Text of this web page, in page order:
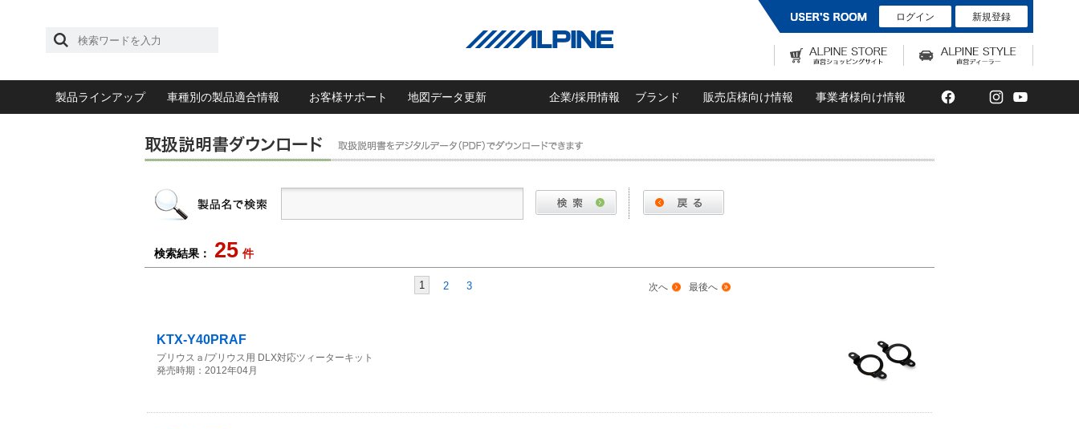
ログイン 新規登録
製品ラインアップ 車種別の製品適合情報 お客様サポート 地図データ更新 企業/採用情報 ブランド 販売店様向け情報 事業者様向け情報 Facebook
TwitterInstagram
検索結果： 25 件
1 2 3 最後へ
次へ
KTX-Y40PRAF
プリウスａ/プリウス用 DLX対応ツィーターキット
発売時期：2012年04月